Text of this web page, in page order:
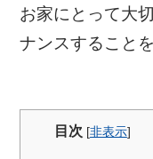
お家にとって大
ナンスすること
目次 [非表示]